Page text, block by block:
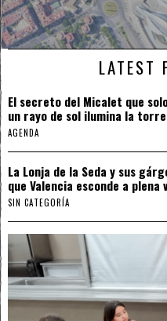
LATEST
El secreto del Micalet que
un rayo de sol ilumina la
AGENDA
La Lonja de la Seda y sus
que Valencia esconde a plena
SIN CATEGORÍA